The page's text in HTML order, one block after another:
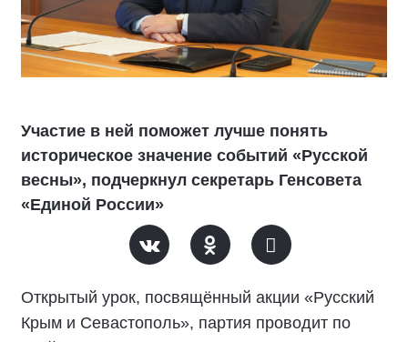
Участие в ней поможет лучше понять
историческое значение событий «Русской
весны», подчеркнул секретарь Генсовета
«Единой России»
Открытый урок, посвящённый акции «Русский
Крым и Севастополь», партия проводит по